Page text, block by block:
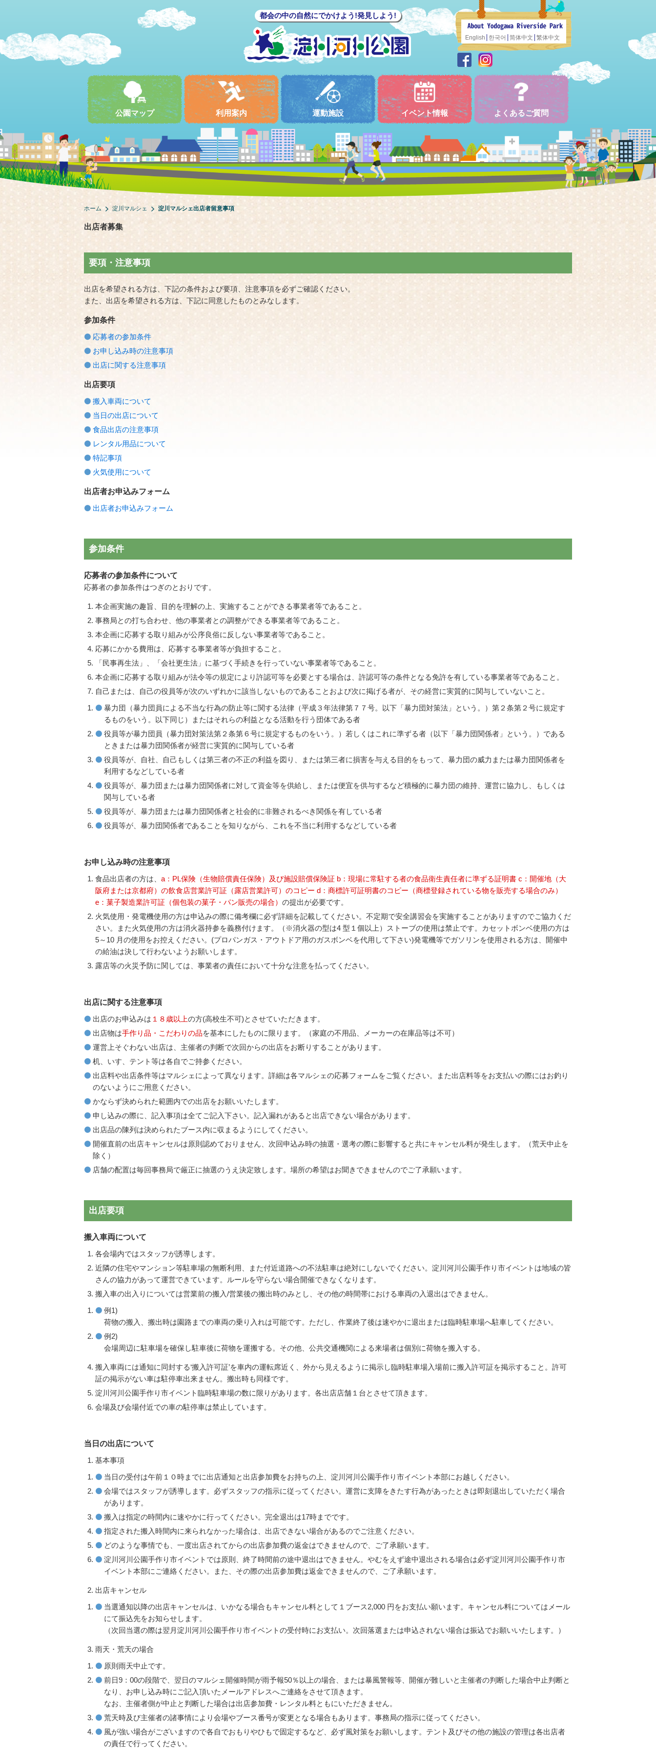
都会の中の自然にでかけよう!発見しよう!
English 한국어 简体中文 繁体中文
公園マップ 利用案内 運動施設 イベント情報 よくあるご質問
ホーム 淀川マルシェ 淀川マルシェ出店者留意事項
出店者募集
要項・注意事項
出店を希望される方は、下記の条件および要項、注意事項を必ずご確認ください。
また、出店を希望される方は、下記に同意したものとみなします。
参加条件
応募者の参加条件
お申し込み時の注意事項
出店に関する注意事項
出店要項
搬入車両について
当日の出店について
食品出店の注意事項
レンタル用品について
特記事項
火気使用について
出店者お申込みフォーム
出店者お申込みフォーム
参加条件
応募者の参加条件について
応募者の参加条件はつぎのとおりです。
本企画実施の趣旨、目的を理解の上、実施することができる事業者等であること。
事務局との打ち合わせ、他の事業者との調整ができる事業者等であること。
本企画に応募する取り組みが公序良俗に反しない事業者等であること。
応募にかかる費用は、応募する事業者等が負担すること。
「民事再生法」、「会社更生法」に基づく手続きを行っていない事業者等であること。
本企画に応募する取り組みが法令等の規定により許認可等を必要とする場合は、許認可等の条件となる免許を有している事業者等であること。
自己または、自己の役員等が次のいずれかに該当しないものであることおよび次に掲げる者が、その経営に実質的に関与していないこと。
暴力団（暴力団員による不当な行為の防止等に関する法律（平成３年法律第７７号。以下「暴力団対策法」という。）第２条第２号に規定す
るものをいう。以下同じ）またはそれらの利益となる活動を行う団体である者
役員等が暴力団員（暴力団対策法第２条第６号に規定するものをいう。）若しくはこれに準ずる者（以下「暴力団関係者」という。）である
ときまたは暴力団関係者が経営に実質的に関与している者
役員等が、自社、自己もしくは第三者の不正の利益を図り、または第三者に損害を与える目的をもって、暴力団の威力または暴力団関係者を
利用するなどしている者
役員等が、暴力団または暴力団関係者に対して資金等を供給し、または便宜を供与するなど積極的に暴力団の維持、運営に協力し、もしくは
関与している者
役員等が、暴力団または暴力団関係者と社会的に非難されるべき関係を有している者
役員等が、暴力団関係者であることを知りながら、これを不当に利用するなどしている者
お申し込み時の注意事項
食品出店者の方は、 a：PL保険（生物賠償責任保険）及び施設賠償保険証 b：現場に常駐する者の食品衛生責任者に準ずる証明書 c：開催地（大
阪府または京都府）の飲食店営業許可証（露店営業許可）のコピー d：商標許可証明書のコピー（商標登録されている物を販売する場合のみ）
e：菓子製造業許可証（個包装の菓子・パン販売の場合） の提出が必要です。
火気使用・発電機使用の方は申込みの際に備考欄に必ず詳細を記載してください。不定期で安全講習会を実施することがありますのでご協力くだ
さい。また火気使用の方は消火器持参を義務付けます。（※消火器の型は4 型１個以上）ストーブの使用は禁止です。カセットボンベ使用の方は
5～10 月の使用をお控えください。(プロパンガス・アウトドア用のガスボンベを代用して下さい)発電機等でガソリンを使用される方は、開催中
の給油は決して行わないようお願いします。
露店等の火災予防に関しては、事業者の責任において十分な注意を払ってください。
出店に関する注意事項
出店のお申込みは １８歳以上の方(高校生不可)とさせていただきます。
出店物は手作り品・こだわりの品を基本にしたものに限ります。（家庭の不用品、メーカーの在庫品等は不可）
運営上そぐわない出店は、主催者の判断で次回からの出店をお断りすることがあります。
机、いす、テント等は各自でご持参ください。
出店料や出店条件等はマルシェによって異なります。詳細は各マルシェの応募フォームをご覧ください。また出店料等をお支払いの際にはお釣り
のないようにご用意ください。
かならず決められた範囲内での出店をお願いいたします。
申し込みの際に、記入事項は全てご記入下さい。記入漏れがあると出店できない場合があります。
出店品の陳列は決められたブース内に収まるようにしてください。
開催直前の出店キャンセルは原則認めておりません、次回申込み時の抽選・選考の際に影響すると共にキャンセル料が発生します。（荒天中止を
除く）
店舗の配置は毎回事務局で厳正に抽選のうえ決定致します。場所の希望はお聞きできませんのでご了承願います。
出店要項
搬入車両について
各会場内ではスタッフが誘導します。
近隣の住宅やマンション等駐車場の無断利用、また付近道路への不法駐車は絶対にしないでください。淀川河川公園手作り市イベントは地域の皆
さんの協力があって運営できています。ルールを守らない場合開催できなくなります。
搬入車の出入りについては営業前の搬入/営業後の搬出時のみとし、その他の時間帯における車両の入退出はできません。
例1)
荷物の搬入、搬出時は園路までの車両の乗り入れは可能です。ただし、作業終了後は速やかに退出または臨時駐車場へ駐車してください。
例2)
会場周辺に駐車場を確保し駐車後に荷物を運搬する。その他、公共交通機関による来場者は個別に荷物を搬入する。
搬入車両には通知に同封する‘搬入許可証’を車内の運転席近く、外から見えるように掲示し臨時駐車場入場前に搬入許可証を掲示すること。許可
証の掲示がない車は駐停車出来ません。搬出時も同様です。
淀川河川公園手作り市イベント臨時駐車場の数に限りがあります。各出店店舗１台とさせて頂きます。
会場及び会場付近での車の駐停車は禁止しています。
当日の出店について
基本事項
当日の受付は午前１０時までに出店通知と出店参加費をお持ちの上、淀川河川公園手作り市イベント本部にお越しください。
会場ではスタッフが誘導します。必ずスタッフの指示に従ってください。運営に支障をきたす行為があったときは即刻退出していただく場合
があります。
搬入は指定の時間内に速やかに行ってください。完全退出は17時までです。
指定された搬入時間内に来られなかった場合は、出店できない場合があるのでご注意ください。
どのような事情でも、一度出店されてからの出店参加費の返金はできませんので、ご了承願います。
淀川河川公園手作り市イベントでは原則、終了時間前の途中退出はできません。やむをえず途中退出される場合は必ず淀川河川公園手作り市
イベント本部にご連絡ください。また、その際の出店参加費は返金できませんので、ご了承願います。
出店キャンセル
当選通知以降の出店キャンセルは、いかなる場合もキャンセル料として１ブース2,000 円をお支払い願います。キャンセル料についてはメール
にて振込先をお知らせします。
（次回当選の際は翌月淀川河川公園手作り市イベントの受付時にお支払い。次回落選または申込されない場合は振込でお願いいたします。）
雨天・荒天の場合
原則雨天中止です。
前日9：00の段階で、翌日のマルシェ開催時間が雨予報50％以上の場合、または暴風警報等、開催が難しいと主催者の判断した場合中止判断と
なり、お申し込み時にご記入頂いたメールアドレスへご連絡をさせて頂きます。
なお、主催者側が中止と判断した場合は出店参加費・レンタル料ともにいただきません。
荒天時及び主催者の諸事情により会場やブース番号が変更となる場合もあります。事務局の指示に従ってください。
風が強い場合がございますので各自でおもりやひもで固定するなど、必ず風対策をお願いします。テント及びその他の施設の管理は各出店者
の責任で行ってください。